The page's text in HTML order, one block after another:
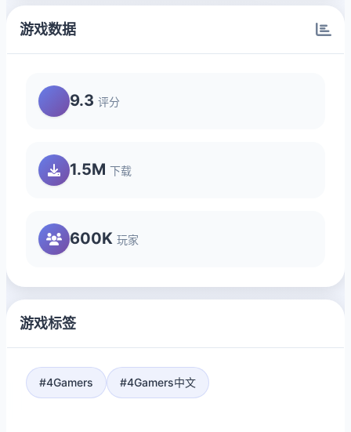
游戏数据
9.3 评分
1.5M 下载
600K 玩家
游戏标签
#4Gamers #4Gamers中文